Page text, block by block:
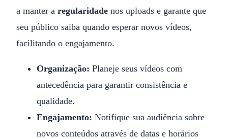
a manter a regularidade nos uploads e garante que
seu público saiba quando esperar novos vídeos,
facilitando o engajamento.
Organização: Planeje seus vídeos com
antecedência para garantir consistência e
qualidade.
Engajamento: Notifique sua audiência sobre
novos conteúdos através de datas e horários